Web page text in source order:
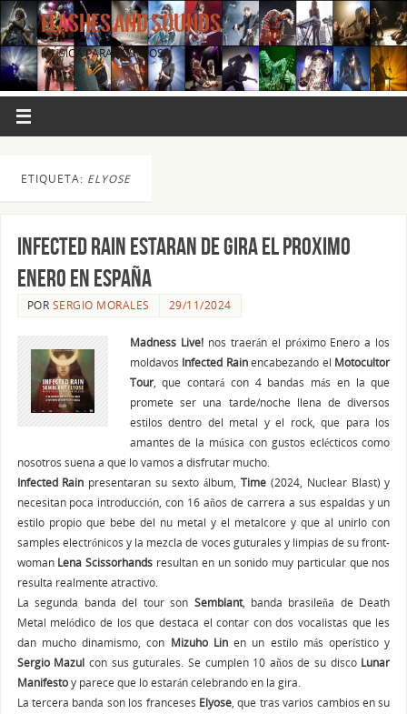
FLASHES AND SOUNDS
MÚSICA PARA LOS OJOS.
ETIQUETA: ELYOSE
Infected Rain estaran de gira el proximo
Enero en España
POR SERGIO MORALES 29/11/2024
Madness Live!nos traerán el próximo Enero a los
moldavos Infected Rainencabezando el Motocultor
Tour, que contará con 4 bandas más en la que
promete ser una tarde/noche llena de diversos
estilos dentro del metal y el rock, que para los
amantes de la música con gustos eclécticos como
nosotros suena a que lo vamos a disfrutar mucho.
Infected Rain presentaran su sexto álbum, Time(2024, Nuclear Blast) y
necesitan poca introducción, con 16 años de carrera a sus espaldas y un
estilo propio que bebe del nu metal y el metalcore y que al unirlo con
samples electrónicos y la mezcla de voces guturales y limpias de su front-
woman Lena Scissorhands resultan en un sonido muy particular que nos
resulta realmente atractivo.
La segunda banda del tour son Semblant, banda brasileña de Death
Metal melódico de los que destaca el contar con dos vocalistas que les
dan mucho dinamismo, con Mizuho Linen un estilo más operístico y
Sergio Mazul con sus guturales. Se cumplen 10 años de su discoLunar
Manifestoy parece que lo estarán celebrando en la gira.
La tercera banda son los franceses Elyose, que tras varios cambios en su